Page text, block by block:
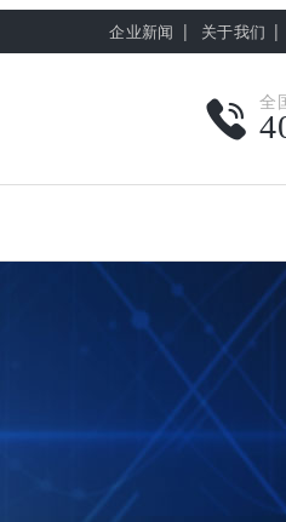
企业新闻 | 关于我们 |
全